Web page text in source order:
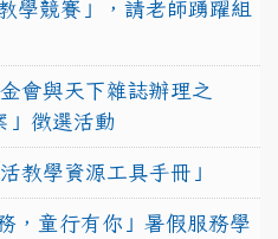
學競賽」，請老師踴躍組
會與天下雜誌辦理之
」徵選活動
教學資源工具手冊」
，童行有你」暑假服務學